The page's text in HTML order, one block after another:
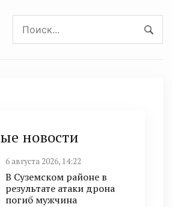
новости
6 августа 2026, 14:22
В Суземском районе в
результате атаки дрона
погиб мужчина